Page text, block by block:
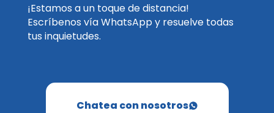
¡Estamos a un toque de distancia!
Escríbenos vía WhatsApp y resuelve todas
tus inquietudes.
Chatea con nosotros